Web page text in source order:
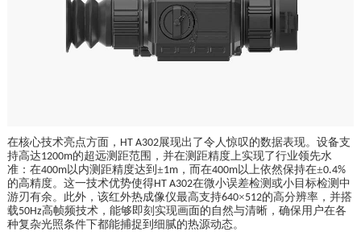
在核心技术亮点方面， HT A302展现出了令人惊叹的数据表现。设备支
持高达1200m的超远测距范围，并在测距精度上实现了行业领先水
准：在400m以内测距精度达到±1m，而在400m以上依然保持在±0.4%
的高精度。这一技术优势使得HT A302在微小误差检测或小目标检测中
游刃有余。此外，该红外热成像仪最高支持640×512的高分辨率，并搭
载50Hz高帧频技术，能够即刻实现画面的自然与清晰，确保用户在各
种复杂光照条件下都能捕捉到细腻的热源动态。